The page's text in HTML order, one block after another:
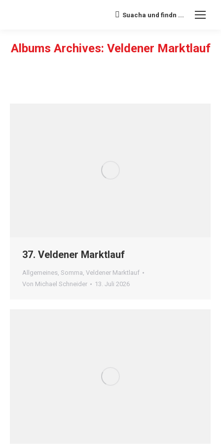
Search:
Suacha und findn ...
Albums Archives: Veldener Marktlauf
37. Veldener Marktlauf
Allgemeines, Somma, Veldener Marktlauf
Von Michael Schneider 13. Juli 2026